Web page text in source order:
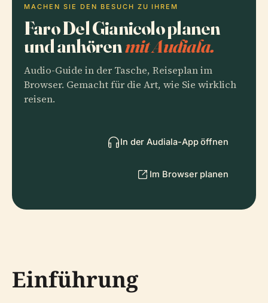
MACHEN SIE DEN BESUCH ZU IHREM
Faro Del Gianicolo planen
und anhörenmit Audiala.
Audio-Guide in der Tasche, Reiseplan im
Browser. Gemacht für die Art, wie Sie wirklich
reisen.
In der Audiala-App öffnen
Im Browser planen
Einführung